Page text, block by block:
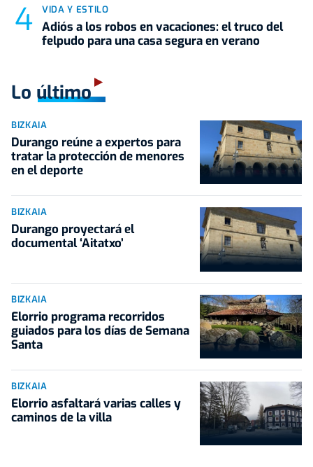
VIDA Y ESTILO
Adiós a los robos en vacaciones: el truco del
felpudo para una casa segura en verano
Lo último
BIZKAIA
Durango reúne a expertos para
tratar la protección de menores
en el deporte
BIZKAIA
Durango proyectará el
documental ‘Aitatxo’
BIZKAIA
Elorrio programa recorridos
guiados para los días de Semana
Santa
BIZKAIA
Elorrio asfaltará varias calles y
caminos de la villa